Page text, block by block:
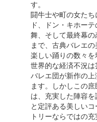
す。
闘牛士や町の女た
ド、ドン・キホー
舞、そして最終幕
まで、古典バレエ
楽しい踊りの数々を
世界的な経済不況
バレエ団が新作の
ます。しかしこの
は、充実した陣容
と定評ある美しい
トリーならではの